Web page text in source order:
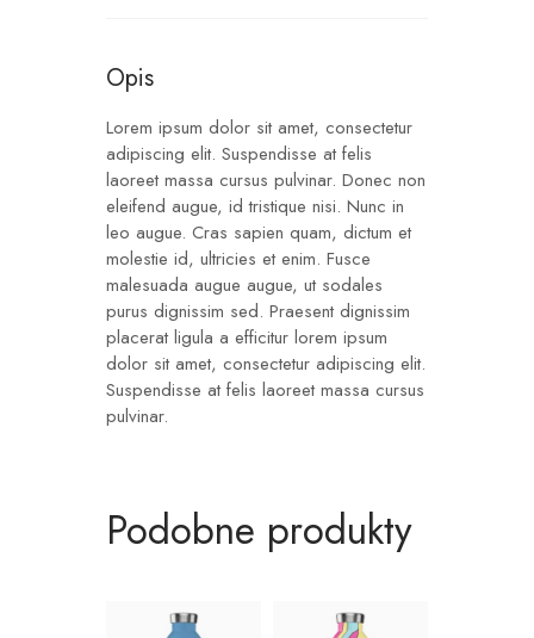
Opis
Lorem ipsum dolor sit amet, consectetur
adipiscing elit. Suspendisse at felis
laoreet massa cursus pulvinar. Donec non
eleifend augue, id tristique nisi. Nunc in
leo augue. Cras sapien quam, dictum et
molestie id, ultricies et enim. Fusce
malesuada augue augue, ut sodales
purus dignissim sed. Praesent dignissim
placerat ligula a efficitur lorem ipsum
dolor sit amet, consectetur adipiscing elit.
Suspendisse at felis laoreet massa cursus
pulvinar.
Podobne produkty